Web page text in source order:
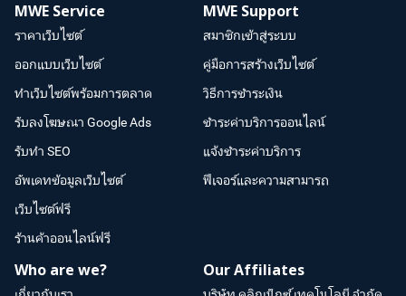
MWE Service
ราคาเว็บไซต์
ออกแบบเว็บไซต์
ทำเว็บไซต์พร้อมการตลาด
รับลงโฆษณา Google Ads
รับทำ SEO
อัพเดทข้อมูลเว็บไซต์
เว็บไซต์ฟรี
ร้านค้าออนไลน์ฟรี
MWE Support
สมาชิกเข้าสู่ระบบ
คู่มือการสร้างเว็บไซต์
วิธีการชำระเงิน
ชำระค่าบริการออนไลน์
แจ้งชำระค่าบริการ
ฟีเจอร์และความสามารถ
Who are we? Our Affiliates